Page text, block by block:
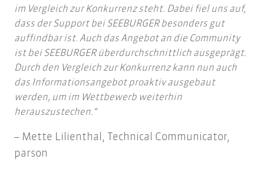
im Vergleich zur Konkurrenz steht. Dabei fiel uns auf,
dass der Support bei SEEBURGER besonders gut
auffindbar ist. Auch das Angebot an die Community
ist bei SEEBURGER überdurchschnittlich ausgeprägt.
Durch den Vergleich zur Konkurrenz kann nun auch
das Informationsangebot proaktiv ausgebaut
werden, um im Wettbewerb weiterhin
herauszustechen.
Mette Lilienthal, Technical Communicator,
parson